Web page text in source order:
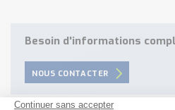
Besoin d'informations
NOUS CONTACTER